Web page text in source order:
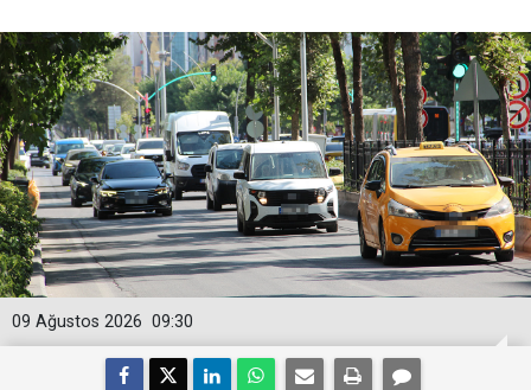
09:30
09 Ağustos 2026